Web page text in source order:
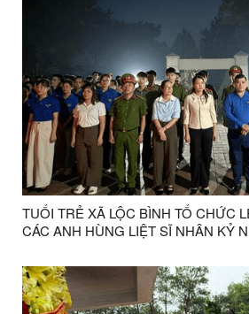
TUỔI TRẺ XÃ LỘC BÌNH TỔ CHỨC
CÁC ANH HÙNG LIỆT SĨ NHÂN KỶ